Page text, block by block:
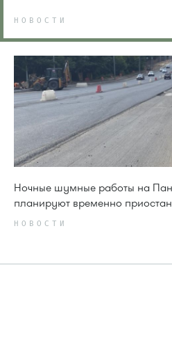
НОВОСТИ
Ночные шумные работы на
планируют временно
НОВОСТИ